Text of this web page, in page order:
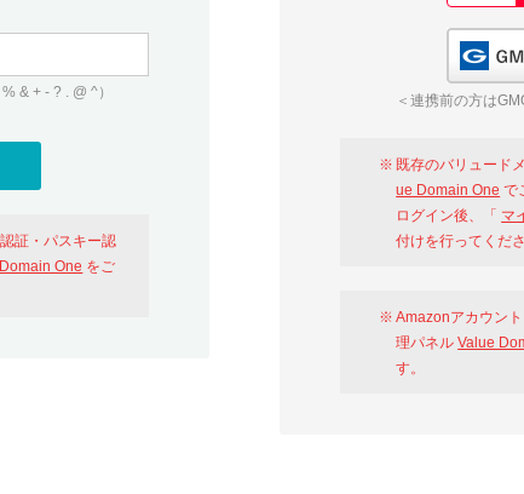
& + - ? . @ ^）
証・パスキー認
One をご
＜連携前の方は
既存のバリュード
ue Domain One で
ログイン後、「 マ
付けを行ってくださ
Amazonアカウン
理パネルValue
す。